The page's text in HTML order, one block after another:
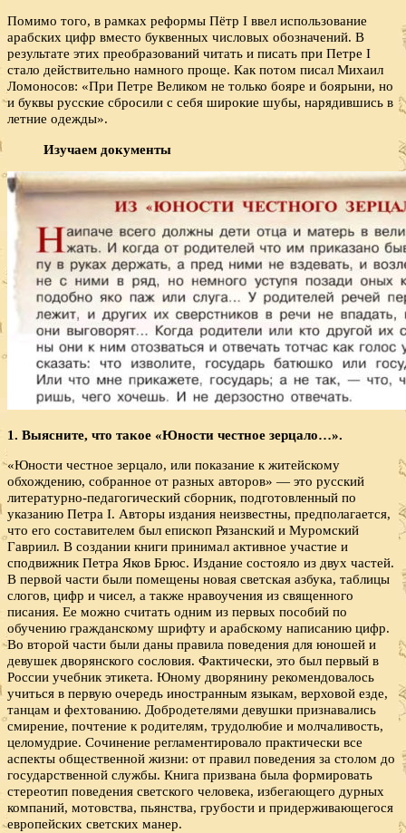
Помимо того, в рамках реформы Пётр I ввел использование
арабских цифр вместо буквенных числовых обозначений. В
результате этих преобразований читать и писать при Петре I
стало действительно намного проще. Как потом писал Михаил
Ломоносов: «При Петре Великом не только бояре и боярыни, но
и буквы русские сбросили с себя широкие шубы, нарядившись в
летние одежды».
Изучаем документы
1. Выясните, что такое «Юности честное зерцало…».
«Юности честное зерцало, или показание к житейскому
обхождению, собранное от разных авторов» — это русский
литературно-педагогический сборник, подготовленный по
указанию Петра I. Авторы издания неизвестны, предполагается,
что его составителем был епископ Рязанский и Муромский
Гавриил. В создании книги принимал активное участие и
сподвижник Петра Яков Брюс. Издание состояло из двух частей.
В первой части были помещены новая светская азбука, таблицы
слогов, цифр и чисел, а также нравоучения из священного
писания. Ее можно считать одним из первых пособий по
обучению гражданскому шрифту и арабскому написанию цифр.
Во второй части были даны правила поведения для юношей и
девушек дворянского сословия. Фактически, это был первый в
России учебник этикета. Юному дворянину рекомендовалось
учиться в первую очередь иностранным языкам, верховой езде,
танцам и фехтованию. Добродетелями девушки признавались
смирение, почтение к родителям, трудолюбие и молчаливость,
целомудрие. Сочинение регламентировало практически все
аспекты общественной жизни: от правил поведения за столом до
государственной службы. Книга призвана была формировать
стереотип поведения светского человека, избегающего дурных
компаний, мотовства, пьянства, грубости и придерживающегося
европейских светских манер.